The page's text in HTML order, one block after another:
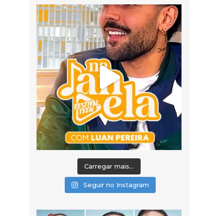
Carregar mais...
Seguir no Instagram